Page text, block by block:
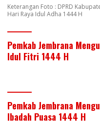
Keterangan Foto : DPRD
Hari Raya Idul Adha 1444 H
Pemkab Jembrana
Idul Fitri 1444 H
Pemkab Jembrana
Ibadah Puasa 1444 H